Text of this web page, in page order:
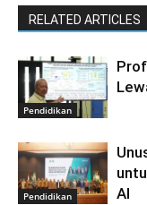
RELATED ARTICLES
Pendidikan
Pendidikan
AI